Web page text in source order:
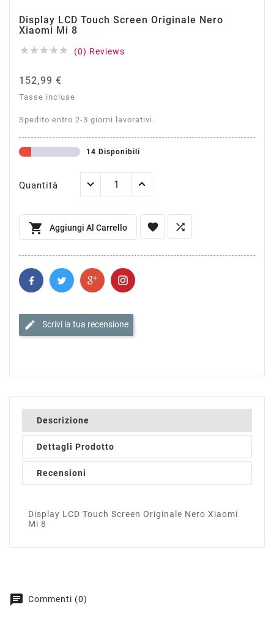
Display LCD Touch Screen Originale Nero
Xiaomi Mi 8
     (0) Reviews
152,99 €
Tasse incluse
Spedito entro 2-3 giorni lavorativi.
14 Disponibili
Quantità
 Aggiungi Al Carrello  
edit Scrivi la tua recensione
Descrizione
Dettagli Prodotto
Recensioni
Display LCD Touch Screen Originale Nero Xiaomi
Mi 8
chat Commenti (0)